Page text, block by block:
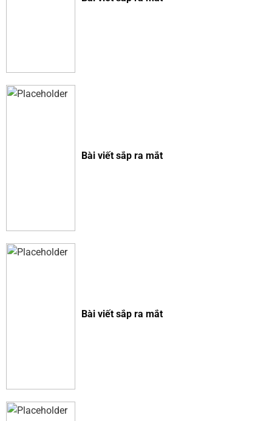
Bài viết sắp ra mắt
Bài viết sắp ra mắt